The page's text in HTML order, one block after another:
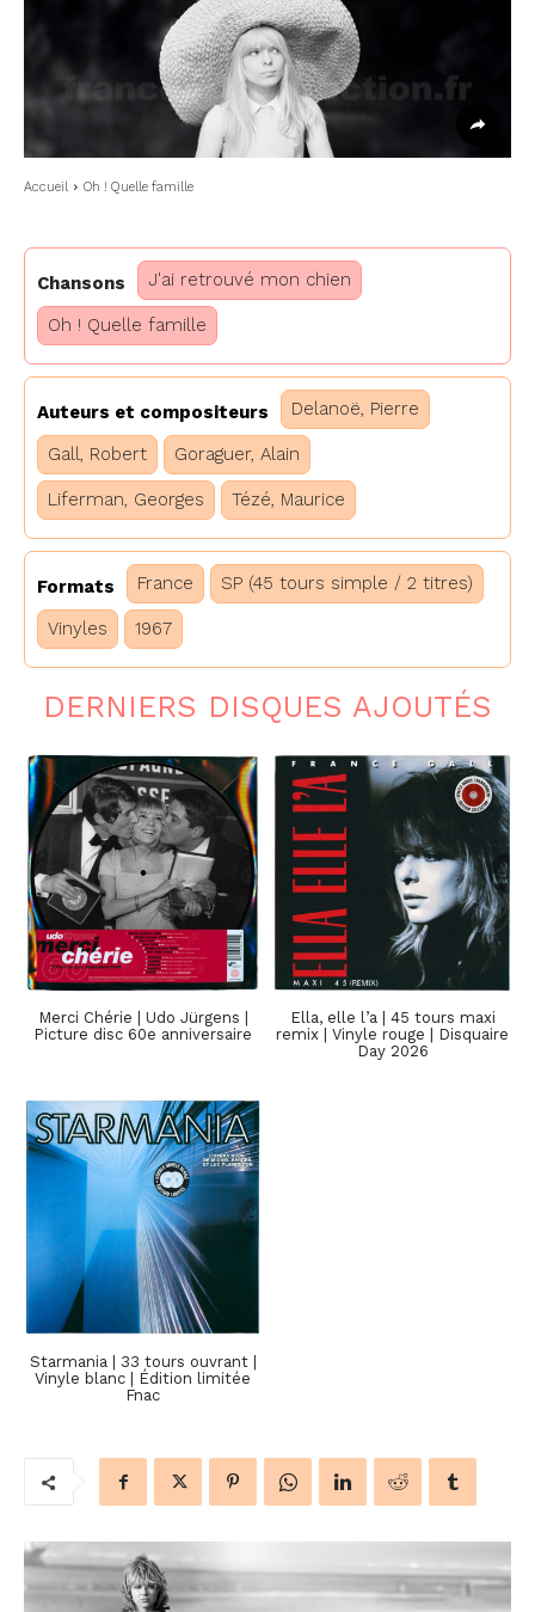
Accueil Oh ! Quelle famille
Chansons J'ai retrouvé mon chien
Oh ! Quelle famille
Auteurs et compositeurs Delanoë, Pierre
Gall, Robert Goraguer, Alain
Liferman, Georges Tézé, Maurice
Formats France SP (45 tours simple / 2 titres)
Vinyles 1967
DERNIERS DISQUES AJOUTÉS
Merci Chérie | Udo Jürgens |
Picture disc 60e anniversaire
Ella, elle l’a | 45 tours maxi
remix | Vinyle rouge | Disquaire
Day 2026
Starmania | 33 tours ouvrant |
Vinyle blanc | Édition limitée
Fnac